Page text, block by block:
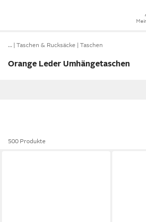
… Taschen & Rucksäcke Taschen
Orange Leder Umhängetaschen
500 Produkte